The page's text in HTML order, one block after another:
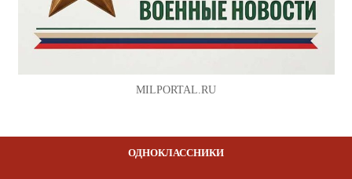
MILPORTAL.RU
ОДНОКЛАССНИКИ